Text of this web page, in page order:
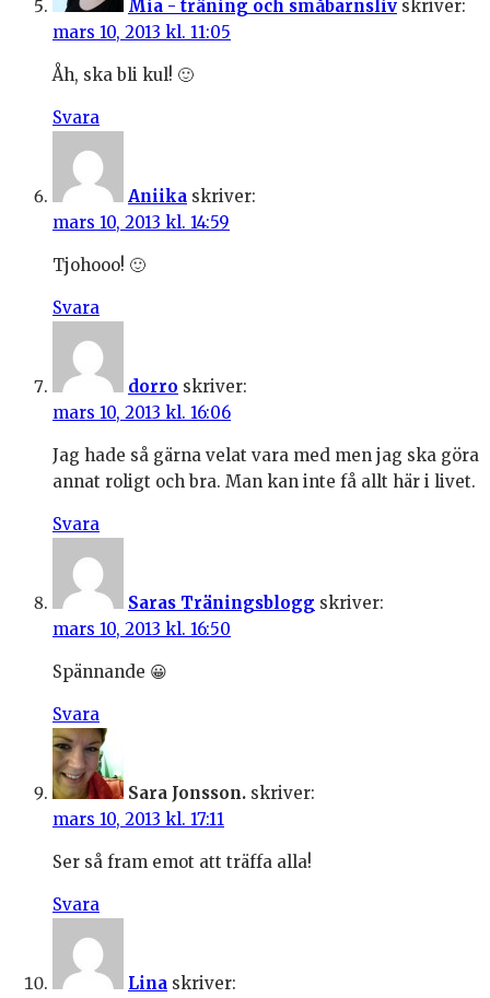
Mia - träning och småbarnsliv skriver:
mars 10, 2013 kl. 11:05
Åh, ska bli kul! 🙂
Svara
Aniika skriver:
mars 10, 2013 kl. 14:59
Tjohooo! 🙂
Svara
dorro skriver:
mars 10, 2013 kl. 16:06
Jag hade så gärna velat vara med men jag ska göra
annat roligt och bra. Man kan inte få allt här i livet.
Svara
Saras Träningsblogg skriver:
mars 10, 2013 kl. 16:50
Spännande 😀
Svara
Sara Jonsson. skriver:
mars 10, 2013 kl. 17:11
Ser så fram emot att träffa alla!
Svara
Lina skriver: